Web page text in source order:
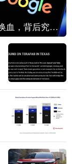
谷歌AI大换血，背后究竟发生了什么？